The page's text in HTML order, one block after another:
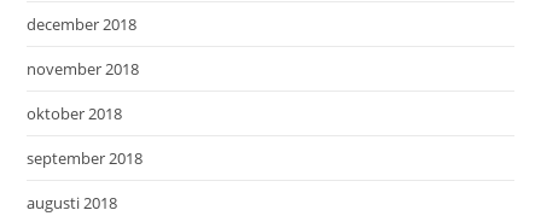
december 2018
november 2018
oktober 2018
september 2018
augusti 2018